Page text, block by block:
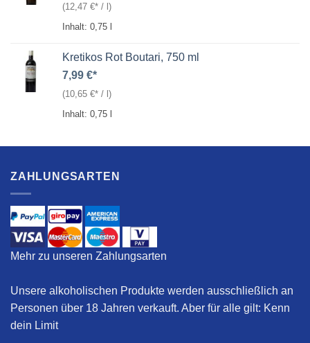
(12,47 € / )
Inhalt: 0,75
Kretikos Rot Boutari, 750 ml
7,99 €
(10,65 € / l)
Inhalt: 0,75
ZAHLUNGSARTEN
Mehr zu unseren Zahlungsarten
Unsere alkoholischen Produkte werden ausschließlich an
Personen über 18 Jahren verkauft. Aber für alle gilt: Kenn
dein Limit